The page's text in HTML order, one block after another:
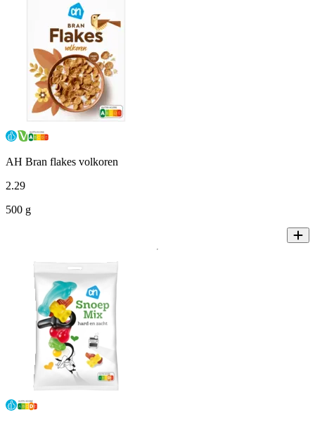
AH Bran flakes volkoren
2.29
500 g